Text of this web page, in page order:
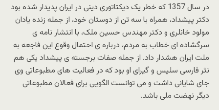
در سال 1357 که خطر یک دیکتاتوری دینی در ایران پدیدار شده بود
دکتر پیشداد، همراه با سه تن از دوستان خود، از جمله زنده یادان
مولود خانلری و دکتر مهندس حسین ملک، با انتشار نامه ی
سرگشاده ای خطاب به مردم، درباره ی احتمال وقوع این فاجعه به
ملت ایران هشدار داد. از جمله صفات برجسته ی پیشداد یکی هم
نثر فارسی سلیس و گیرای او بود که در فعالیت های مطبوعاتی وی
جای شایانی داشت و می توانست الگویی برای فعالان مطبوعاتی
دیگر نهضت ملی باشد.